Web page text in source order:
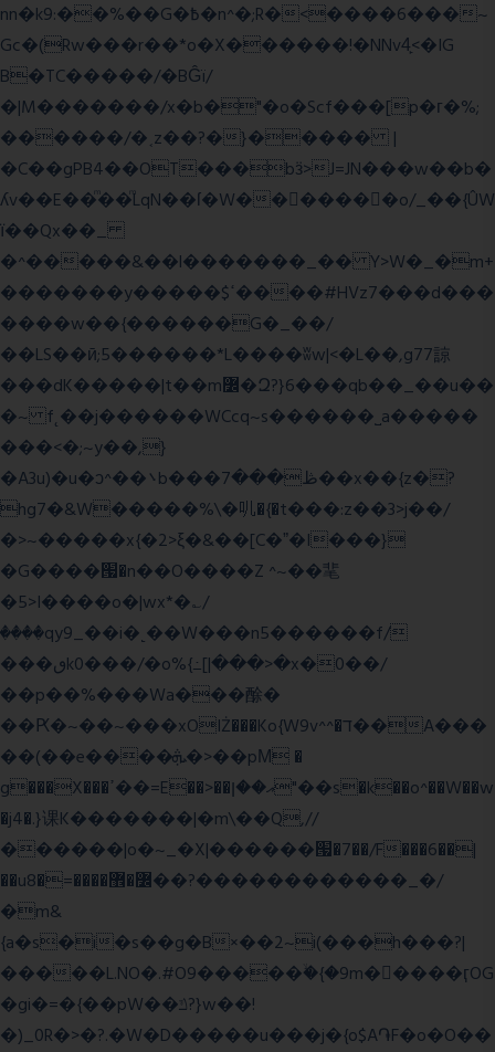
nn�k9:��%��G�߿�n^�;R�<����6���~
Gc�(Rw���r��*o�X������!�NNv4̙<�IG
B�TC�����/�BĜï/
�|M�������/x�b�"�o�Scf���[p�г�%;
������/�˱z��?�}����� |
�C��gPB4��OT���bӟ>J=JN���w��b�
ʎv��E��ͫ��ͫLqN��ſ�W���ً����o/_��{ÛW
ї��Qx��_
�^�����&��l�������_�� Y>W�_�m+
�������y�����$ߵ����#HVz7���d���
����w��{������G�_��/
��LS��ӣ;5������*L����ʬw|<�L��,g77諒
���dK�����|t��m߼�Զ?}6���qb��_��u��
�~ f˛��j������WCcq~s������˽a�����
���<�;~y��,}
�A3u)�u�ͻ^��܌b���ڟ���7��x��{z�?
hg7�&W�����%\�䶷�{�t���:z��3>j��/
�>~�����x{�2>ξ�&��[C�ˮ�I���}
�G����՗�n��O����Z ^~��靟
�5>I����o�|wx*�؎/
����qy9_��i�˻��W���n5������f/
���ٯk0���/�o%{߸[|���>�x�0��/
��p��%���Wa���酴�
��Ԗ�~��~���xOIŻ���Ko{W9v^^�ד��A���
��(��e����ܞ�>��pΜ �
g���X���ߴ��=E��>��އ��ן"��s�k��o^��W��w
�j4�.}课K�������|�m\��Q,//
������|o�~_�X|������՗�7��/F���6��|
��u8�=����߼�޾��?������������_�/
�m&
{a�s�i�s��g�B×��2~i(���h���?|
�����L.NO�.#O9�����ۙ�{�9m��ً���ӷOG
�gi�=�{��pW��ݿ?}w��!
�)_0R�>�?.�W�D�����u���j�{o$A֏F�o�O��